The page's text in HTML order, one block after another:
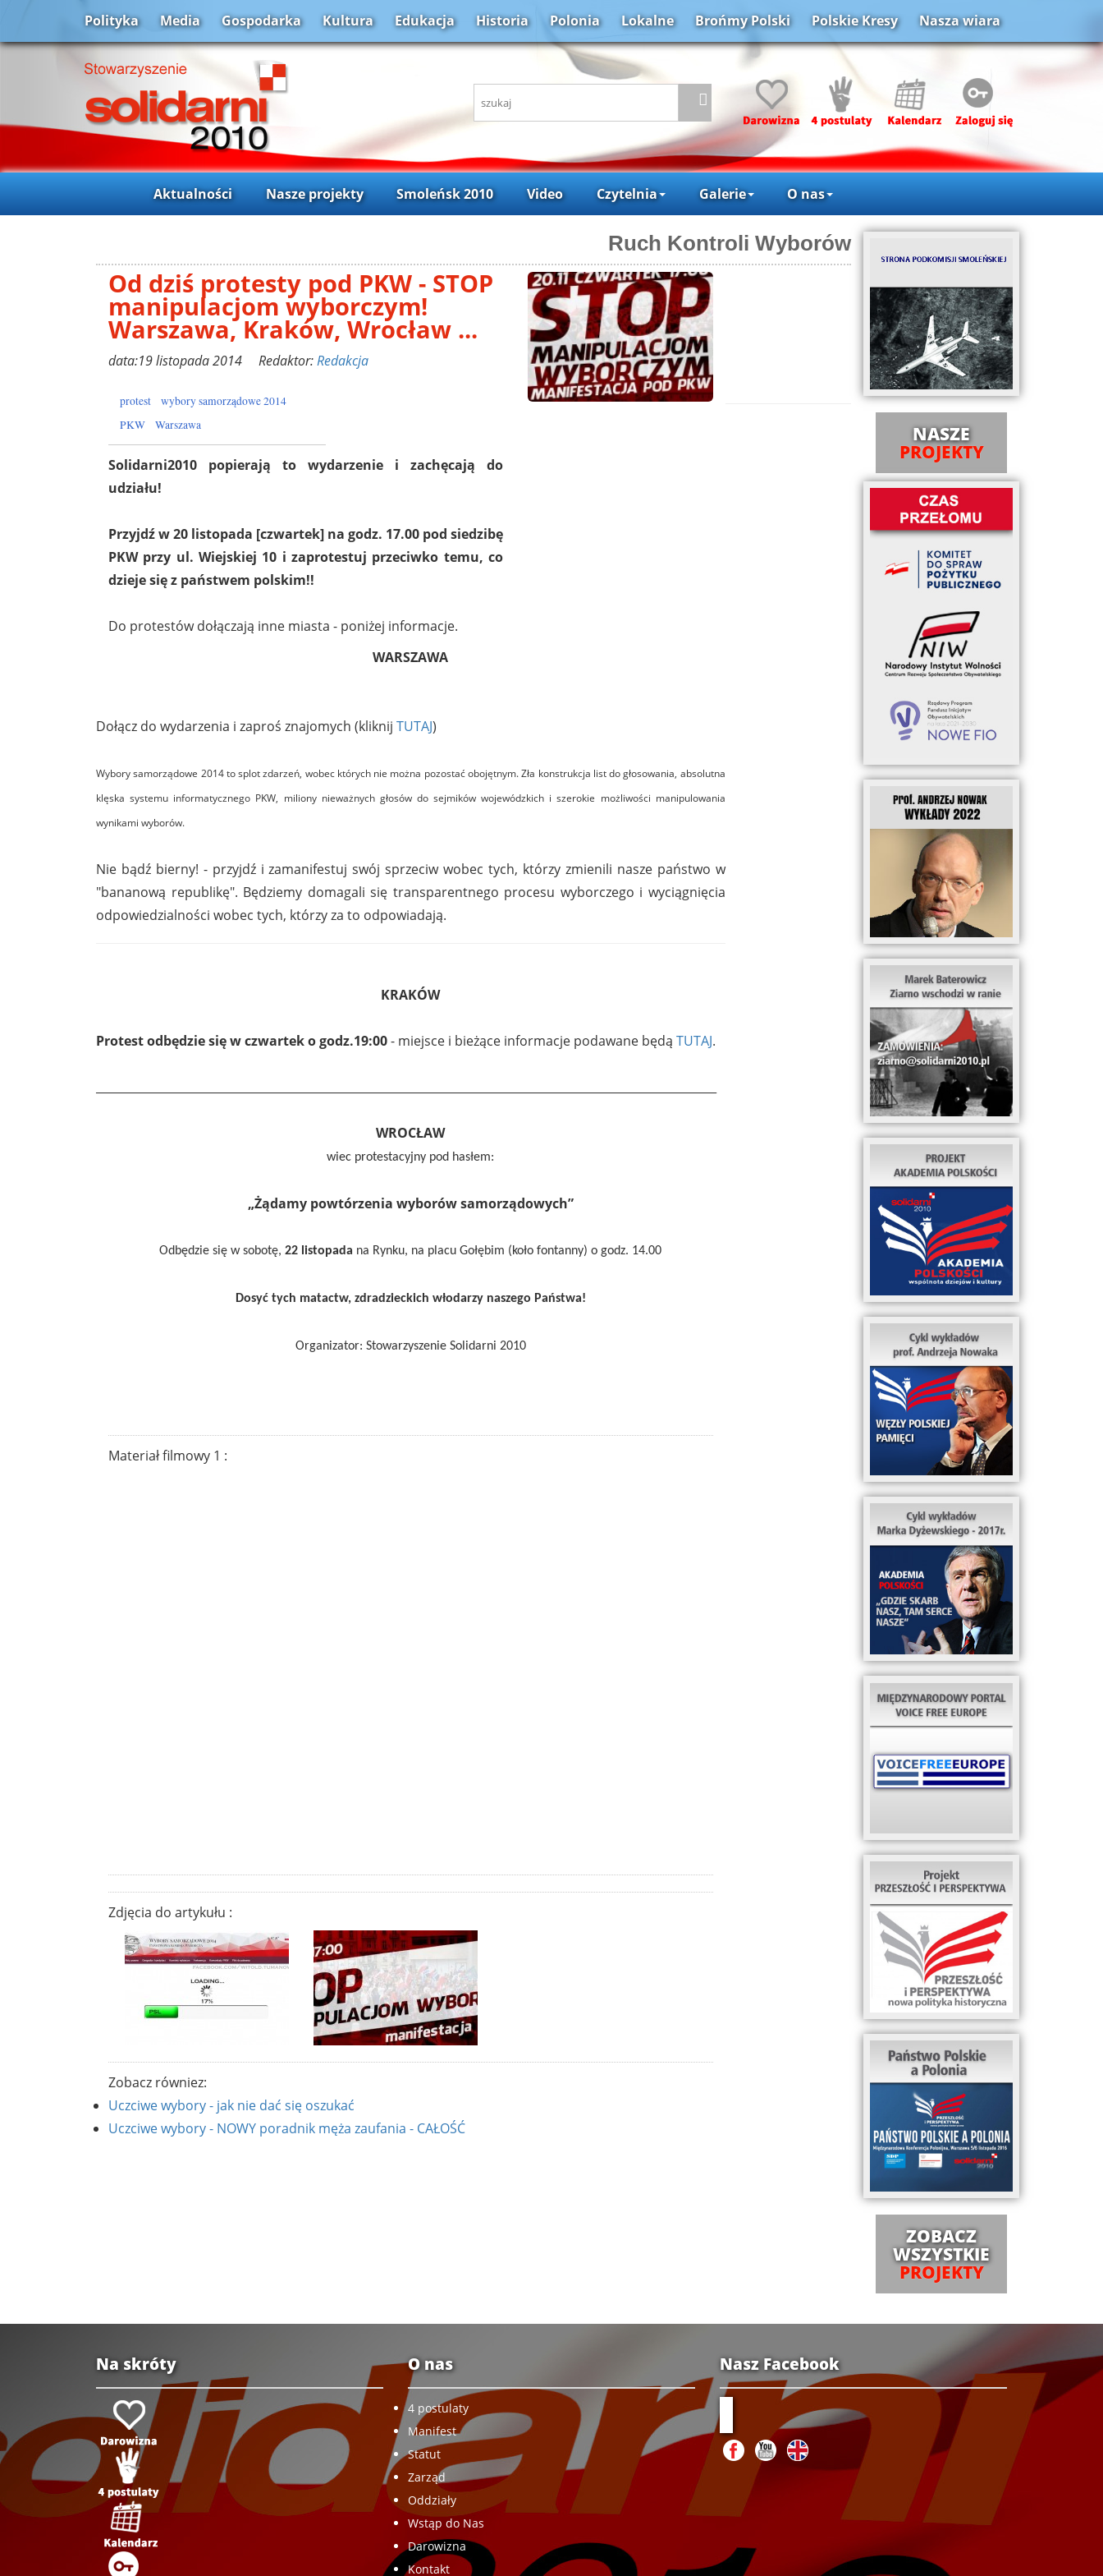
Polityka Media Gospodarka Kultura Edukacja Historia Polonia Lokalne Brońmy Polski Polskie Kresy Nasza wiara
Aktualności Nasze projekty Smoleńsk 2010 Video Czytelnia Galerie O nas
Ruch Kontroli Wyborów
Od dziś protesty pod PKW - STOP
manipulacjom wyborczym!
Warszawa, Kraków, Wrocław ...
data:19 listopada 2014 Redaktor:Redakcja
protest
wybory samorządowe 2014
PKW
Warszawa
Solidarni2010 popierają to wydarzenie i zachęcają do
udziału!
Przyjdź w 20 listopada [czwartek] na godz. 17.00 pod siedzibę
PKW przy ul. Wiejskiej 10 i zaprotestuj przeciwko temu, co
dzieje się z państwem polskim!!
Do protestów dołączają inne miasta - poniżej informacje.
WARSZAWA
Dołącz do wydarzenia i zaproś znajomych (kliknij TUTAJ)
Wybory samorządowe 2014 to splot zdarzeń, wobec których nie można pozostać obojętnym. Zła konstrukcja list do głosowania, absolutna
klęska systemu informatycznego PKW, miliony nieważnych głosów do sejmików wojewódzkich i szerokie możliwości manipulowania
wynikami wyborów.
Nie bądź bierny! - przyjdź i zamanifestuj swój sprzeciw wobec tych, którzy zmienili nasze państwo w
"bananową republikę". Będziemy domagali się transparentnego procesu wyborczego i wyciągnięcia
odpowiedzialności wobec tych, którzy za to odpowiadają.
KRAKÓW
Protest odbędzie się w czwartek o godz.19:00- miejsce i bieżące informacje podawane będą TUTAJ.
WROCŁAW
wiec protestacyjny pod hasłem:
„Żądamy powtórzenia wyborów samorządowych”
Odbędzie się w sobotę,22 listopada na Rynku, na placu Gołębim (koło fontanny)o godz. 14.00
Dosyć tych matactw, zdradzieckich włodarzy naszego Państwa!
Organizator: Stowarzyszenie Solidarni 2010
Materiał filmowy 1 :
Zdjęcia do artykułu :
Zobacz równiez:
Uczciwe wybory - jak nie dać się oszukać
Uczciwe wybory - NOWY poradnik męża zaufania - CAŁOŚĆ
NASZE
PROJEKTY
ZOBACZ
WSZYSTKIE
PROJEKTY
Na skróty O nas
4 postulaty
Manifest
Statut
Zarząd
Oddziały
Wstąp do Nas
Darowizna
Kontakt
Nasz Facebook